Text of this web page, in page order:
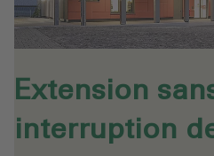
Extension
interruption